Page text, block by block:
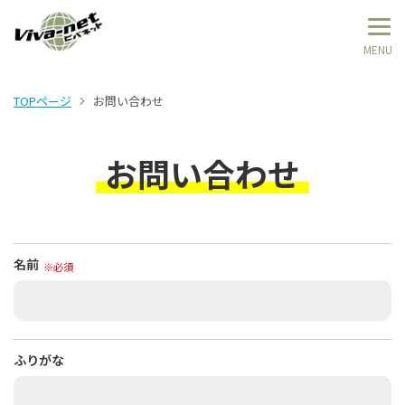
TOPページ お問い合わせ
お問い合わせ
名前 ※必須
ふりがな